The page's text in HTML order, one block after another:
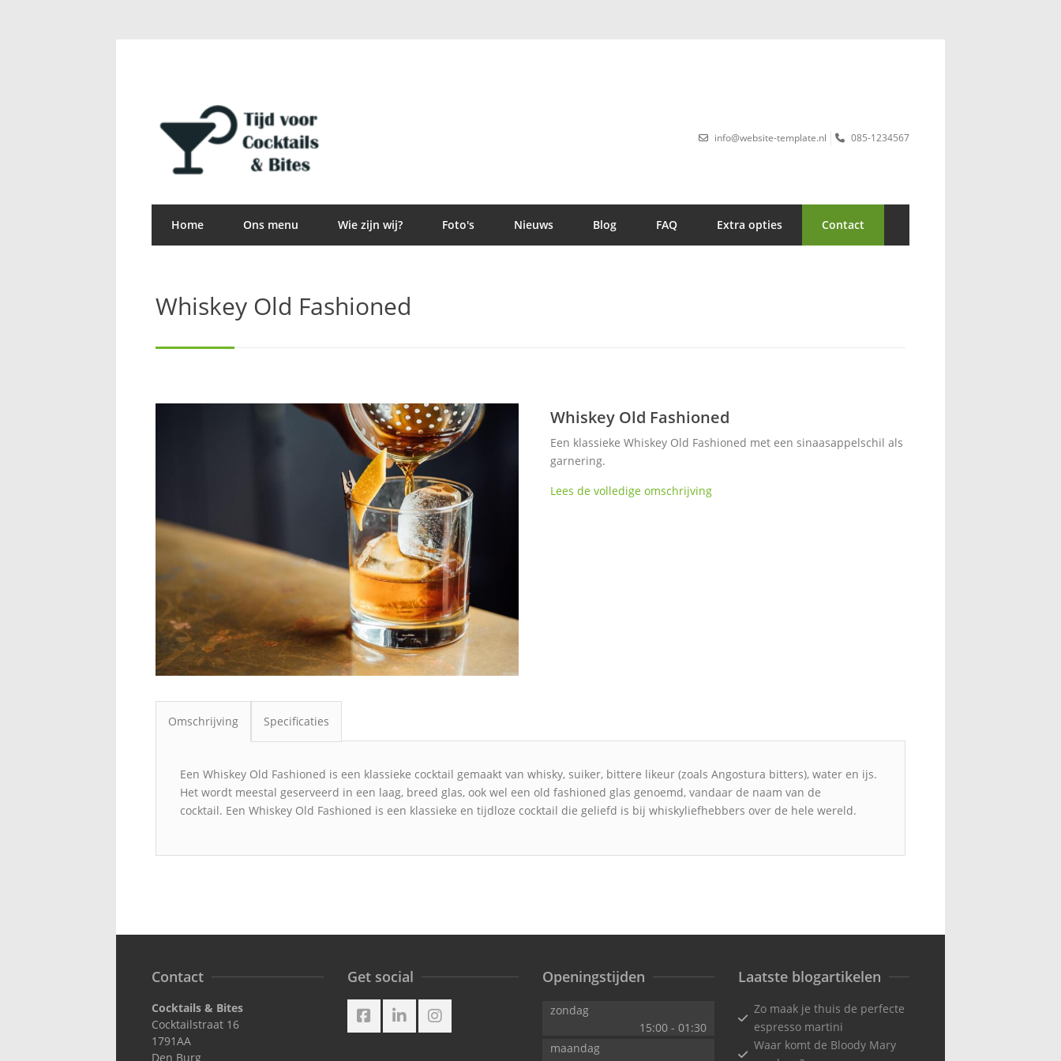
info@website-template.nl 085-1234567
Home Ons menu Wie zijn wij? Foto's Nieuws Blog FAQ Extra opties Contact
Whiskey Old Fashioned
Whiskey Old Fashioned
Een klassieke Whiskey Old Fashioned met een sinaasappelschil als
garnering.
Lees de volledige omschrijving
Omschrijving Specificaties
Een Whiskey Old Fashioned is een klassieke cocktail gemaakt van whisky, suiker, bittere likeur (zoals Angostura bitters), water en ijs.
Het wordt meestal geserveerd in een laag, breed glas, ook wel een old fashioned glas genoemd, vandaar de naam van de
cocktail. Een Whiskey Old Fashioned is een klassieke en tijdloze cocktail die geliefd is bij whiskyliefhebbers over de hele wereld.
Contact
Cocktails & Bites
Cocktailstraat 16
1791AA
Den Burg
Get social Openingstijden
zondag
15:00- 01:30
maandag
Laatste blogartikelen
Zo maak je thuis de perfecte
espresso martini
Waar komt de Bloody Mary